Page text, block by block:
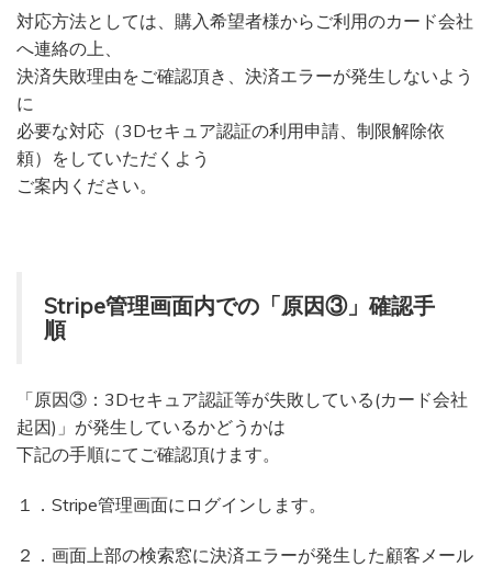
対応方法としては、購入希望者様からご利用のカード会社
へ連絡の上、
決済失敗理由をご確認頂き、決済エラーが発生しないよう
に
必要な対応（3Dセキュア認証の利用申請、制限解除依
頼）をしていただくよう
ご案内ください。
Stripe管理画面内での「原因③」確認手
順
「原因③：3Dセキュア認証等が失敗している(カード会社
起因)」が発生しているかどうかは
下記の手順にてご確認頂けます。
１．Stripe管理画面にログインします。
２．画面上部の検索窓に決済エラーが発生した顧客メール